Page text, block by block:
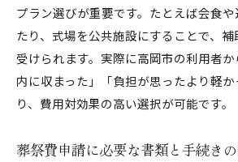
プラン選びが重要です。たとえば会食
たり、式場を公共施設にすることで、
受けられます。実際に高岡市の利用者
内に収まった」「負担が思ったより軽
り、費用対効果の高い選択が可能です。
葬祭費申請に必要な書類と手続き